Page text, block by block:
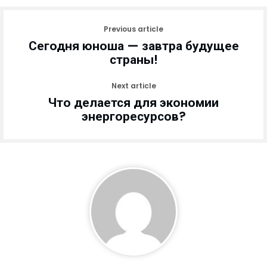
Previous article
Сегодня юноша — завтра будущее
страны!
Next article
Что делается для экономии
энергоресурсов?